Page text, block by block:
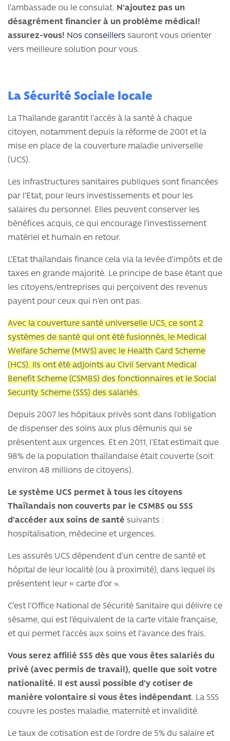
l’ambassade ou le consulat. N'ajoutez pas un
désagrément financier à un problème médical!
assurez-vous! Nos conseillers sauront vous orienter
vers meilleure solution pour vous.
La Sécurité Sociale locale
La Thaïlande garantit l’accès à la santé à chaque
citoyen, notamment depuis la réforme de 2001 et la
mise en place de la couverture maladie universelle
(UCS).
Les infrastructures sanitaires publiques sont financées
par l’Etat, pour leurs investissements et pour les
salaires du personnel. Elles peuvent conserver les
bénéfices acquis, ce qui encourage l’investissement
matériel et humain en retour.
L’Etat thaïlandais finance cela via la levée d’impôts et de
taxes en grande majorité. Le principe de base étant que
les citoyens/entreprises qui perçoivent des revenus
payent pour ceux qui n’en ont pas.
Avec la couverture santé universelle UCS, ce sont 2
systèmes de santé qui ont été fusionnés, le Medical
Welfare Scheme (MWS) avec le Health Card Scheme
(HCS). Ils ont été adjoints au Civil Servant Medical
Benefit Scheme (CSMBS) des fonctionnaires et le Social
Security Scheme (SSS) des salariés.
Depuis 2007 les hôpitaux privés sont dans l’obligation
de dispenser des soins aux plus démunis qui se
présentent aux urgences. Et en 2011, l’Etat estimait que
98% de la population thaïlandaise était couverte (soit
environ 48 millions de citoyens).
Le système UCS permet à tous les citoyens
Thaïlandais non couverts par le CSMBS ou SSS
d’accéder aux soins de santé suivants :
hospitalisation, médecine et urgences.
Les assurés UCS dépendent d’un centre de santé et
hôpital de leur localité (ou à proximité), dans lequel ils
présentent leur « carte d’or ».
C’est l’Office National de Sécurité Sanitaire qui délivre ce
sésame, qui est l’équivalent de la carte vitale française,
et qui permet l’accès aux soins et l’avance des frais.
Vous serez affilié SSS dès que vous êtes salariés du
privé (avec permis de travail), quelle que soit votre
nationalité. Il est aussi possible d’y cotiser de
manière volontaire si vous êtes indépendant. La SSS
couvre les postes maladie, maternité et invalidité.
Le taux de cotisation est de l’ordre de 5% du salaire et